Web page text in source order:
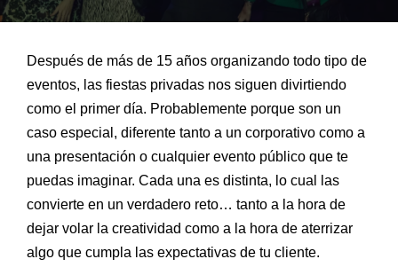
Después de más de 15 años organizando todo tipo de
eventos, las fiestas privadas nos siguen divirtiendo
como el primer día. Probablemente porque son un
caso especial, diferente tanto a un corporativo como a
una presentación o cualquier evento público que te
puedas imaginar. Cada una es distinta, lo cual las
convierte en un verdadero reto… tanto a la hora de
dejar volar la creatividad como a la hora de aterrizar
algo que cumpla las expectativas de tu cliente.